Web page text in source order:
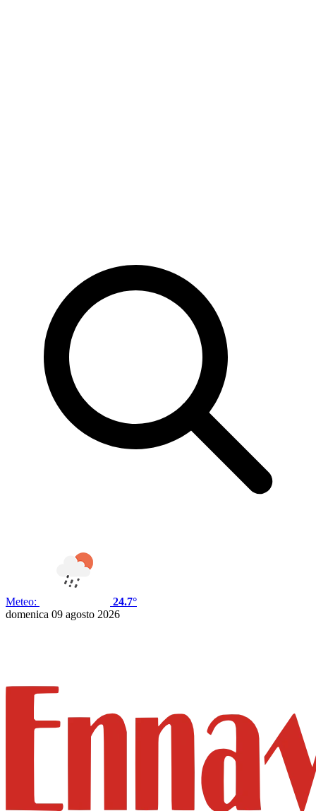
Meteo:
24.7°
domenica 09 agosto 2026